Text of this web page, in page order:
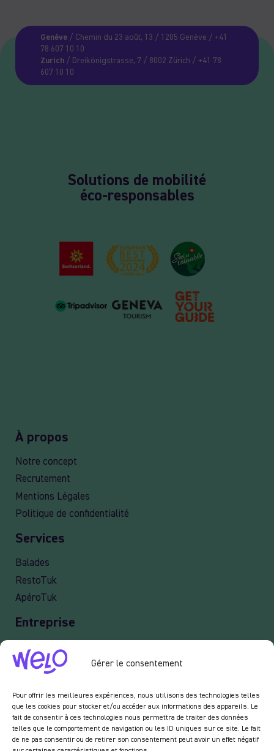
Gérer le consentement
Pour offrir les meilleures expériences, nous utilisons des technologies telles
que les cookies pour stocker et/ou accéder aux informations des appareils. Le
fait de consentir à ces technologies nous permettra de traiter des données
telles que le comportement de navigation ou les ID uniques sur ce site. Le fait
de ne pas consentir ou de retirer son consentement peut avoir un effet négatif
Genève/ Chemin du 23 août, 13 / 1205 Genève / +41
78 607 10 10
Zurich/ Dreikönigstrasse, 7 / 8002 Zürich / +41 78
607 10 10
Solutions de mobilité
éco-responsables
À propos
Notre concept
Recrutement
Mentions Légales
Politique de confidentialité
Services
Balades
RestoTuk
ApéroTuk
Entreprise
Events
Services entreprises
Newsletter :